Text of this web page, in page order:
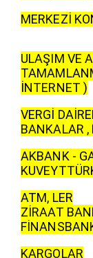
MERKEZİ
ULAŞIM VE
İNTERNET )
VERGİ
BANKALAR
AKBANK -
ATM, LER
ZİRAAT
KARGOLAR